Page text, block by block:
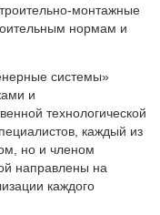
монтажные
нормам и
системы»
и
технологической
каждый из
но и членом
направлены на
каждого